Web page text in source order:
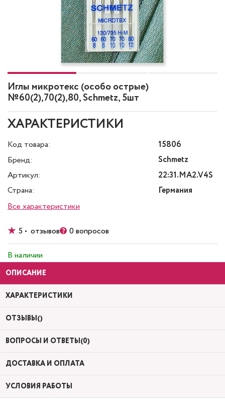
Иглы микротекс (особо острые)
№60(2),70(2),80, Schmetz, 5шт
ХАРАКТЕРИСТИКИ
Код товара:
15806
Бренд:
Schmetz
Артикул:
22:31.MA2.V4S
Страна:
Германия
Все характеристики
5 • отзывов 0 вопросов
В наличии
ОПИСАНИЕ
ХАРАКТЕРИСТИКИ
ОТЗЫВЫ()
ВОПРОСЫ И ОТВЕТЫ(0)
ДОСТАВКА И ОПЛАТА
УСЛОВИЯ РАБОТЫ